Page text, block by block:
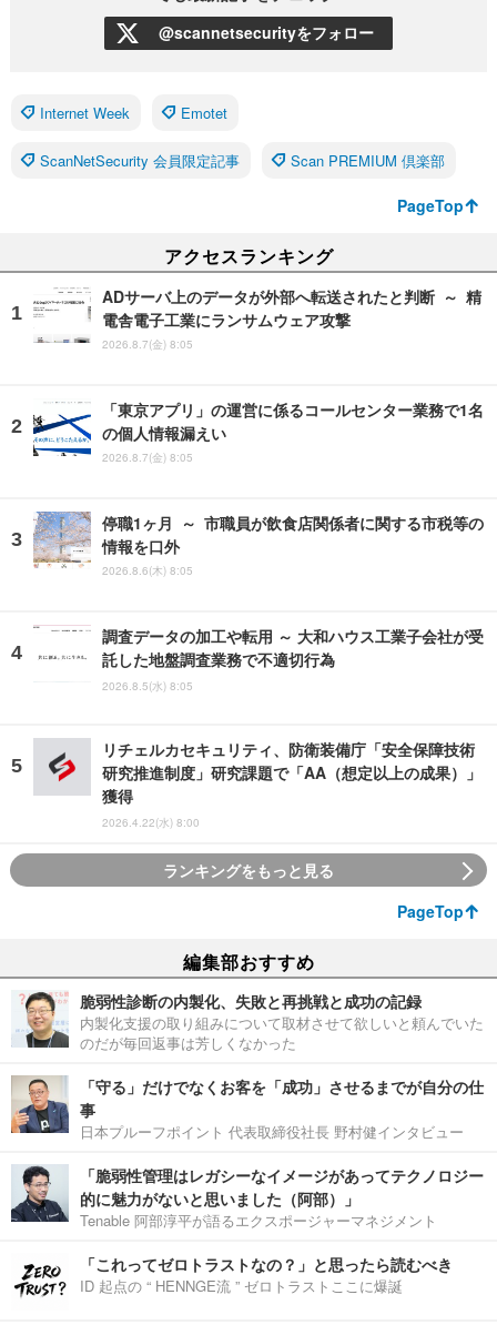
@scannetsecurityをフォロー
Internet Week Emotet
ScanNetSecurity 会員限定記事 Scan PREMIUM 倶楽部
PageTop
アクセスランキング
ADサーバ上のデータが外部へ転送されたと判断 ～ 精
電舎電子工業にランサムウェア攻撃
2026.8.7(金) 8:05
「東京アプリ」の運営に係るコールセンター業務で1名
の個人情報漏えい
2026.8.7(金) 8:05
停職1ヶ月 ～ 市職員が飲食店関係者に関する市税等の
情報を口外
2026.8.6(木) 8:05
調査データの加工や転用 ～ 大和ハウス工業子会社が受
託した地盤調査業務で不適切行為
2026.8.5(水) 8:05
リチェルカセキュリティ、防衛装備庁「安全保障技術
研究推進制度」研究課題で「AA（想定以上の成果）」
獲得
2026.4.22(水) 8:00
ランキングをもっと見る
PageTop
編集部おすすめ
脆弱性診断の内製化、失敗と再挑戦と成功の記録
内製化支援の取り組みについて取材させて欲しいと頼んでいた
のだが毎回返事は芳しくなかった
「守る」だけでなくお客を「成功」させるまでが自分の仕
事
日本プルーフポイント 代表取締役社長 野村健インタビュー
「脆弱性管理はレガシーなイメージがあってテクノロジー
的に魅力がないと思いました（阿部）」
Tenable 阿部淳平が語るエクスポージャーマネジメント
「これってゼロトラストなの？」と思ったら読むべき
ID 起点の “ HENNGE流 ” ゼロトラストここに爆誕